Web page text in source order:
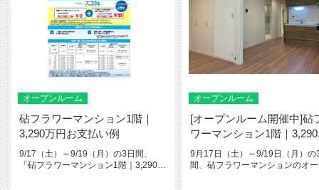
オープンルーム
砧フラワーマンション1階｜
3,290万円お支払い例
9/17（土）～9/19（月）の3日間、
「砧フラワーマンション1階｜3,290万
オープンルーム
[オープンルーム開催中]砧
ワーマンション1階｜
9月17日（土）～9/19日（月）の
間、砧フラワーマンションのオ